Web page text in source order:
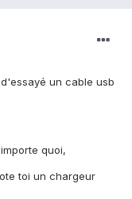
un cable usb
quoi,
toi un chargeur